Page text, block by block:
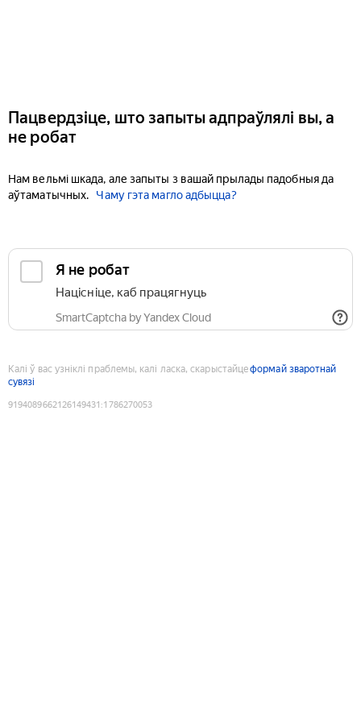
Пацвердзіце, што запыты адпраўлялі вы, а
не робат
Нам вельмі шкада, але запыты з вашай прылады падобныя да
аўтаматычных.
Чаму гэта магло адбыцца?
Я не робат
Націсніце, каб працягнуць
SmartCaptcha by Yandex Cloud
Калі ў вас узніклі праблемы, калі ласка, скарыстайцеформай зваротнай
сувязі
9194089662126149431 :1786270053